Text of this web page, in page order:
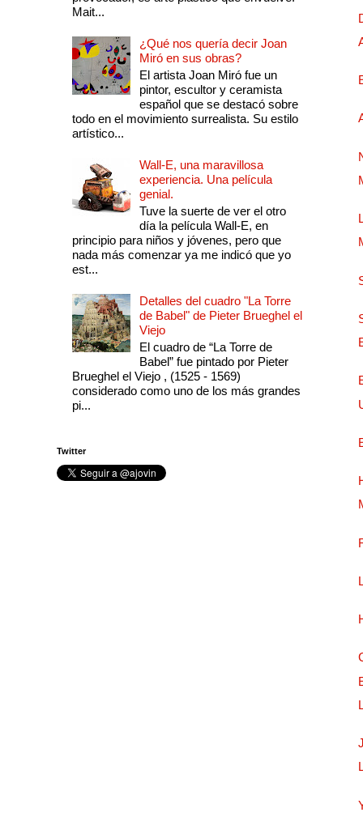
Mait...
¿Qué nos quería decir Joan
Miró en sus obras?
El artista Joan Miró fue un
pintor, escultor y ceramista
español que se destacó sobre
todo en el movimiento surrealista. Su estilo
artístico...
Wall-E, una maravillosa
experiencia. Una película
genial.
Tuve la suerte de ver el otro
día la película Wall-E, en
principio para niños y jóvenes, pero que
nada más comenzar ya me indicó que yo
est...
Detalles del cuadro "La Torre
de Babel" de Pieter Brueghel el
Viejo
El cuadro de “La Torre de
Babel” fue pintado por Pieter
Brueghel el Viejo , (1525 - 1569)
considerado como uno de los más grandes
pi...
Twitter